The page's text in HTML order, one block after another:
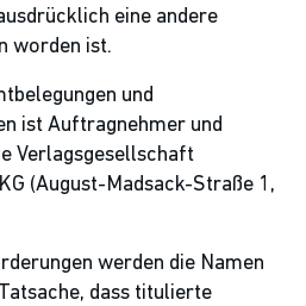
eine andere
worden ist.
und
ist Auftragnehmer und
Verlagsgesellschaft
(August-Madsack-Straße 1,
werden die Namen
dass titulierte